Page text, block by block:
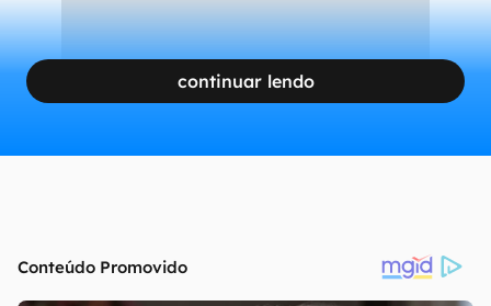
continuar lendo